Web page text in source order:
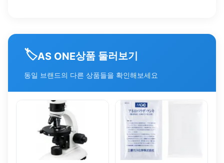
🏷️AS ONE상품 둘러보기
동일 브랜드의 다른 상품들을 확인해보세요